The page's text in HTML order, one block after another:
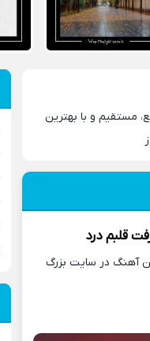
مستقیم و با بهترین
قلبم درد
آهنگ در سایت بزرگ